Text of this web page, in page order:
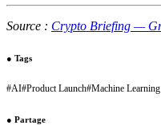
Source : Crypto Briefing —
● Tags
#AI#Product Launch#Machine Learning
● Partage